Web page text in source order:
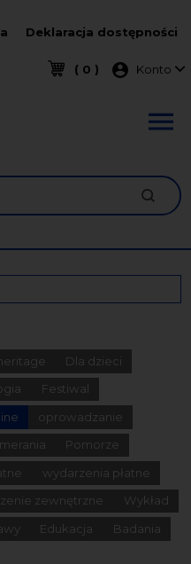
Deklaracja dostępności
( 0 ) Menu
Konto
Dla dzieci
Festiwal
oprowadzanie
Pomorze
wydarzenia płatne
zewnętrzne
Wykład
Edukacja Badania